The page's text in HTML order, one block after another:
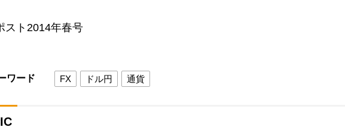
スト2014年春号
ワード FX ドル円 通貨